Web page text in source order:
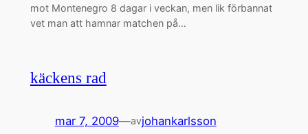
mot Montenegro 8 dagar i veckan, men lik förbannat
vet man att hamnar matchen på…
käckens rad
mar 7, 2009—avjohankarlsson